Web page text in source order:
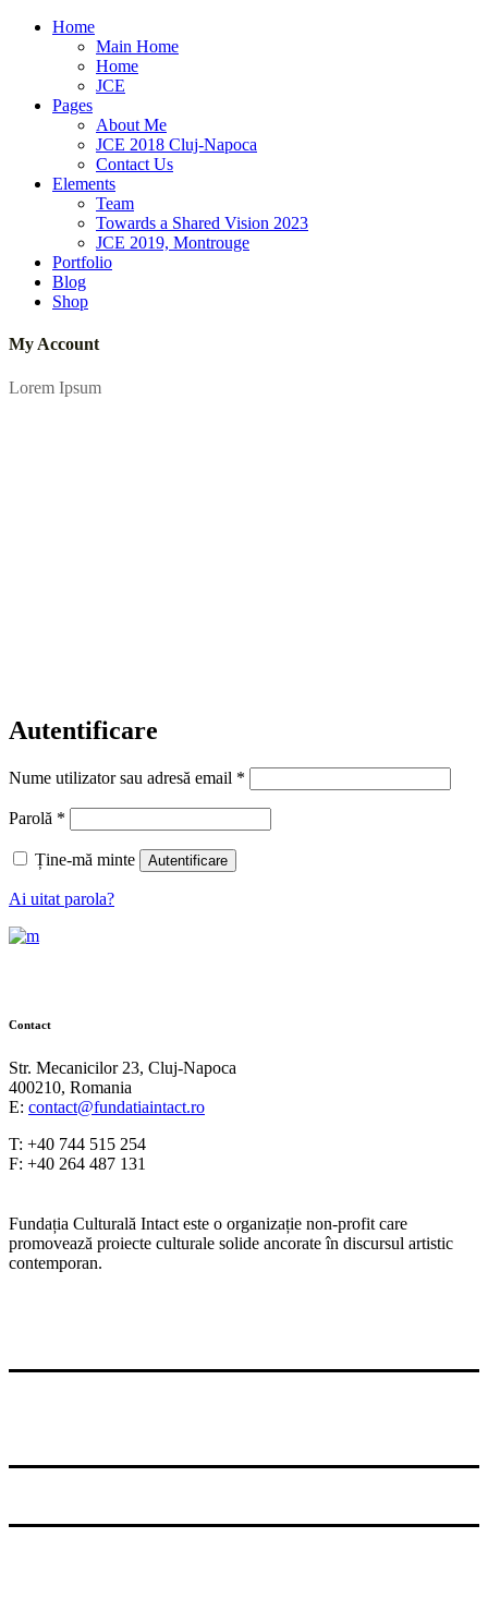
Home
Main Home
Home
JCE
Pages
About Me
JCE 2018 Cluj-Napoca
Contact Us
Elements
Team
Towards a Shared Vision 2023
JCE 2019, Montrouge
Portfolio
Blog
Shop
My Account
Lorem Ipsum
Autentificare
Nume utilizator sau adresă email *
Parolă *
Ține-mă minte Autentificare
Ai uitat parola?
Contact
Str. Mecanicilor 23, Cluj-Napoca
400210, Romania
E: contact@fundatiaintact.ro
T: +40 744 515 254
F: +40 264 487 131
Fundația Culturală Intact este o organizație non-profit care
promovează proiecte culturale solide ancorate în discursul artistic
contemporan.